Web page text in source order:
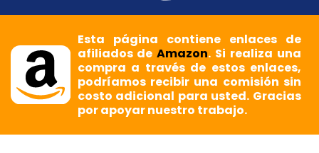
Esta página contiene enlaces de
afiliados deAmazon. Si realiza una
compra a través de estos enlaces,
podríamos recibir una comisión sin
costo adicional para usted. Gracias
por apoyar nuestro trabajo.